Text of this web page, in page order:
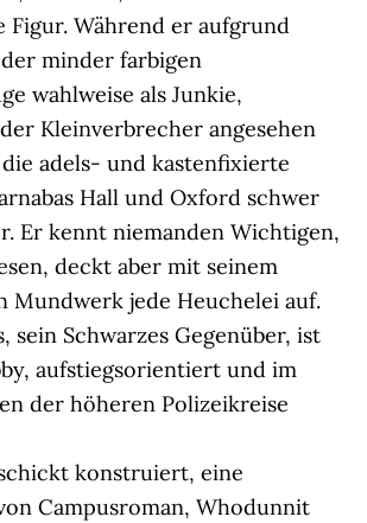
Figur. Während er aufgrund
minder farbigen
wahlweise als Junkie,
Kleinverbrecher angesehen
adels- und kastenfixierte
Hall und Oxford schwer
Er kennt niemanden Wichtigen,
deckt aber mit seinem
Mundwerk jede Heuchelei auf.
sein Schwarzes Gegenüber, ist
aufstiegsorientiert und im
der höheren Polizeikreise
konstruiert, eine
Campusroman, Whodunnit